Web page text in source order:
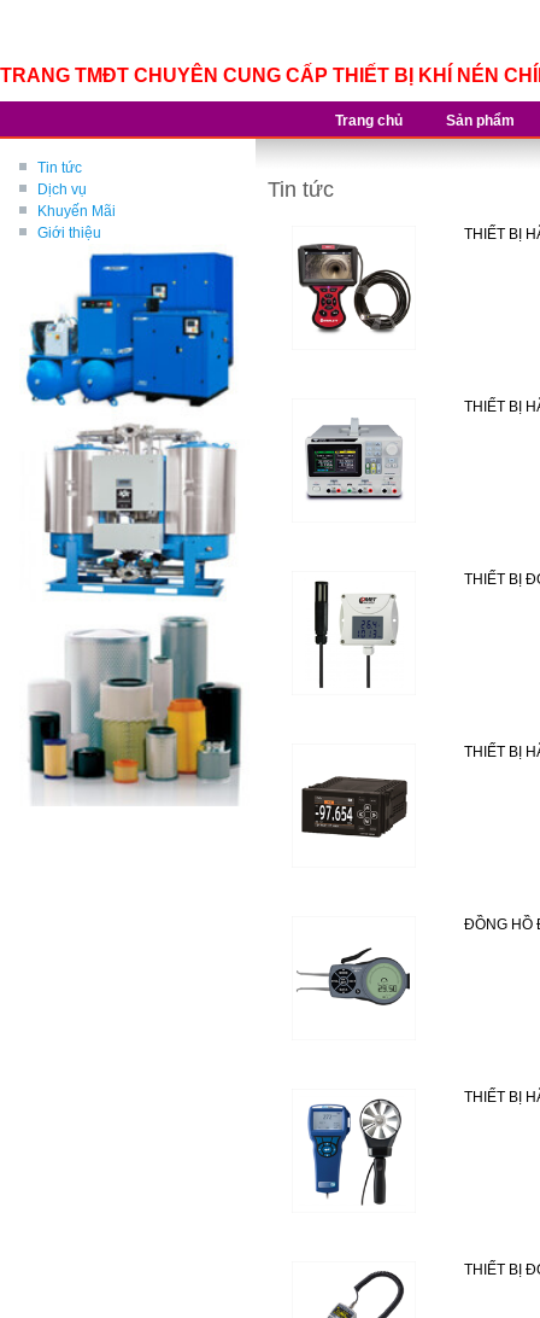
TRANG TMĐT CHUYÊN CUNG CẤP THIẾT BỊ KHÍ NÉN
Trang chủ Sản phẩm
Tin tức
Dịch vụ
Khuyến Mãi
Giới thiệu
Tin tức
THIẾT BỊ
THIẾT BỊ
THIẾT BỊ
THIẾT BỊ
ĐỒNG HỒ
THIẾT BỊ
THIẾT BỊ